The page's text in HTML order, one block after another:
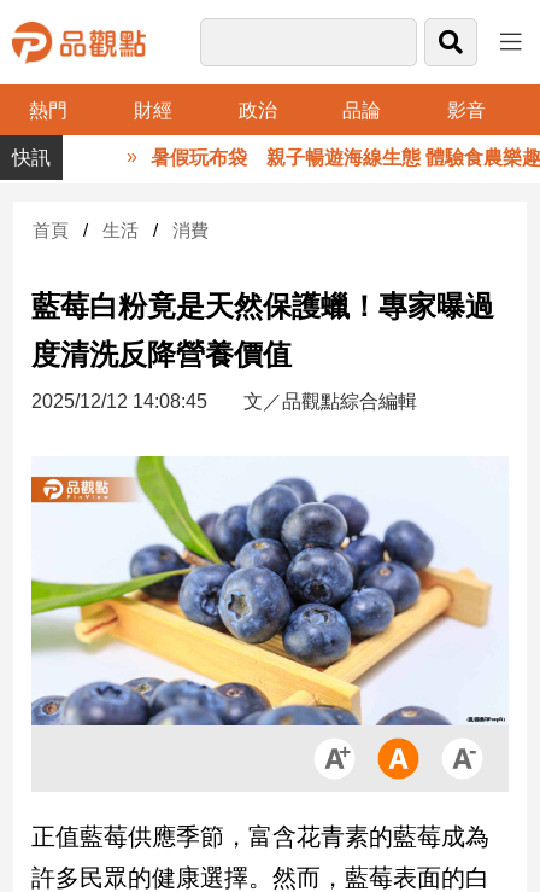
熱門 財經 政治 品論 影音
品
觀
財
台
灣
財
新
產
經/
房
地
品
政
治
暑假玩布袋 親子暢遊海線生態 體驗食農樂趣
首頁 生活 消費
藍莓白粉竟是天然保護蠟！專家曝過
度清洗反降營養價值
2025/12/12 14:08:45 文／品觀點綜合編輯
正值藍莓供應季節，富含花青素的藍莓成為
許多民眾的健康選擇。然而，藍莓表面的白